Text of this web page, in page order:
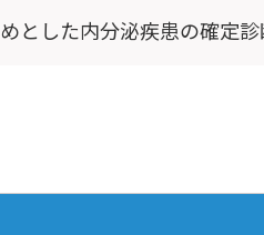
とした内分泌疾患の確定診